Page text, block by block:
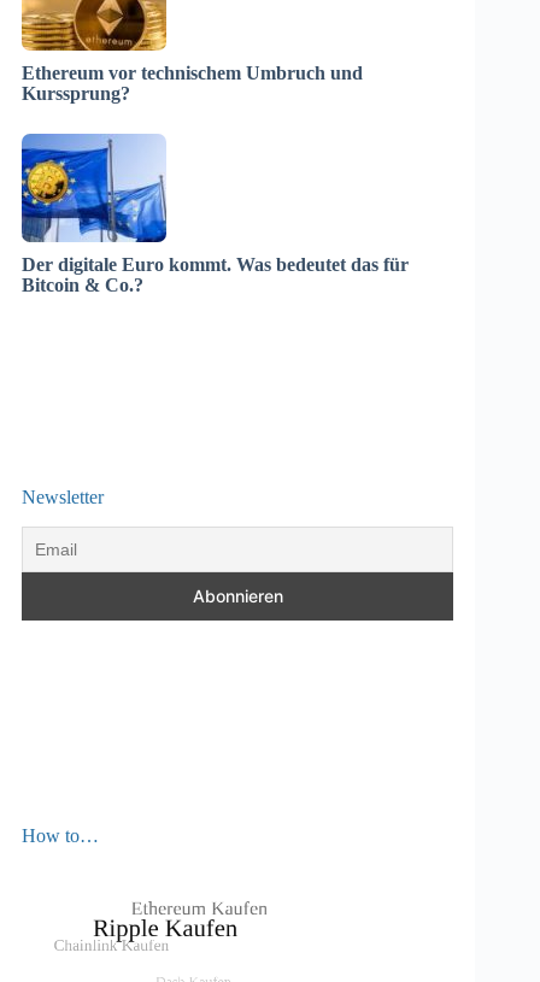
Ethereum vor technischem Umbruch und
Kurssprung?
Der digitale Euro kommt. Was bedeutet das für
Bitcoin & Co.?
Newsletter
How to…